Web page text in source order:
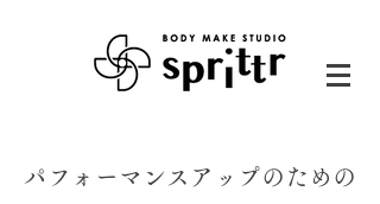
パフォーマンスアップのための